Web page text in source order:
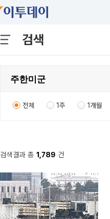
검색
전체 1주 1개월
검색결과 총 1,789 건